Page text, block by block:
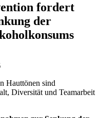
fordert
der